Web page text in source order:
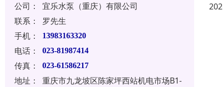
公司：
宜乐水泵（重庆）有限公司
联系：
罗先生
手机：
13983163320
电话： 023-81987414
传真： 023-61586217
地址：
重庆市九龙坡区陈家坪西站机电市场B1-